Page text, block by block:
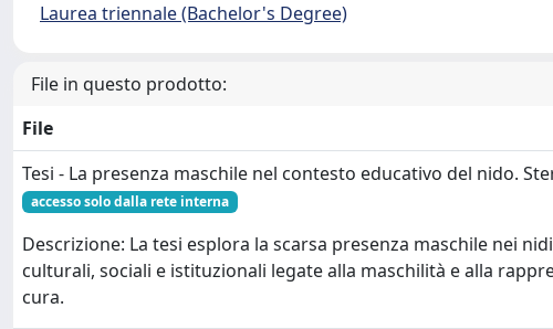
Laurea triennale (Bachelor's Degree)
File in questo prodotto:
File
Tesi - La presenza maschile nel contesto educativo del nido.
accesso solo dalla rete interna
Descrizione: La tesi esplora la scarsa presenza maschile nei
culturali, sociali e istituzionali legate alla maschilità e alla
cura.